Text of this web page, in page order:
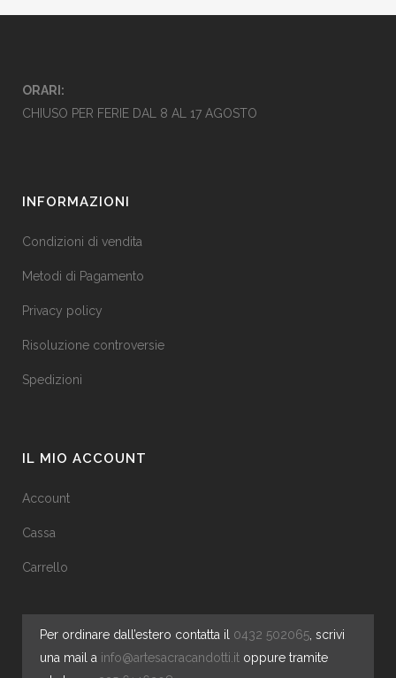
ORARI:
CHIUSO PER FERIE DAL 8 AL 17 AGOSTO
INFORMAZIONI
Condizioni di vendita
Metodi di Pagamento
Privacy policy
Risoluzione controversie
Spedizioni
IL MIO ACCOUNT
Account
Cassa
Carrello
Per ordinare dall’estero contatta il 0432 502065, scrivi
una mail a info@artesacracandotti.it oppure tramite